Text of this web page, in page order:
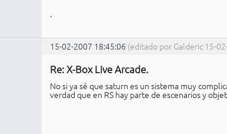
.
15-02-2007 18:45:06 (editado por Galderic 15-
Re: X-Box Live Arcade.
No si ya sé que saturn es un sistema muy
verdad que en RS hay parte de escenarios y